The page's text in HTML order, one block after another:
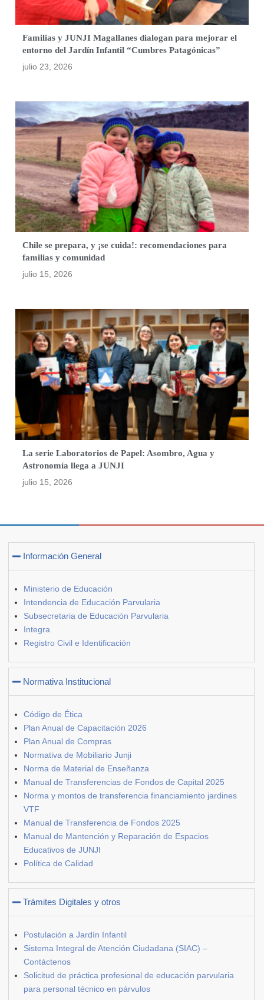
Familias y JUNJI Magallanes dialogan para mejorar el
entorno del Jardín Infantil “Cumbres Patagónicas”
julio 23, 2026
Chile se prepara, y ¡se cuida!: recomendaciones para
familias y comunidad
julio 15, 2026
La serie Laboratorios de Papel: Asombro, Agua y
Astronomía llega a JUNJI
julio 15, 2026
Información General
Ministerio de Educación
Intendencia de Educación Parvularia
Subsecretaria de Educación Parvularia
Integra
Registro Civil e Identificación
Normativa Institucional
Código de Ética
Plan Anual de Capacitación 2026
Plan Anual de Compras
Normativa de Mobiliario Junji
Norma de Material de Enseñanza
Manual de Transferencias de Fondos de Capital 2025
Norma y montos de transferencia financiamiento jardines
VTF
Manual de Transferencia de Fondos 2025
Manual de Mantención y Reparación de Espacios
Educativos de JUNJI
Política de Calidad
Trámites Digitales y otros
Postulación a Jardín Infantil
Sistema Integral de Atención Ciudadana (SIAC) –
Contáctenos
Solicitud de práctica profesional de educación parvularia
para personal técnico en párvulos